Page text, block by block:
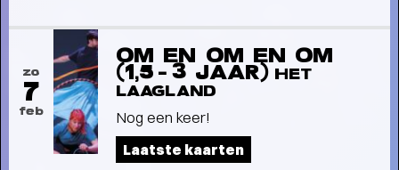
zo
7
feb
OM EN OM EN OM
(1,5-3 JAAR) HET
LAAGLAND
Nog een keer!
Laatste kaarten